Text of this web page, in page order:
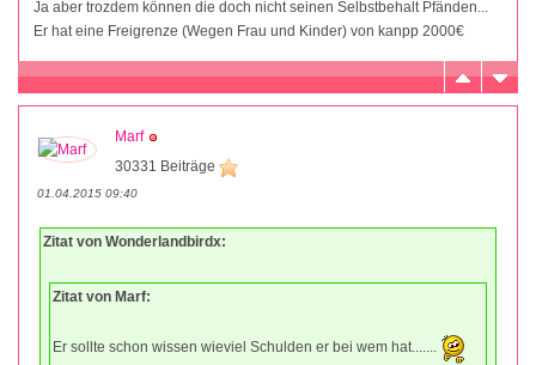
Ja aber trozdem können die doch nicht seinen Selbstbehalt Pfänden...
Er hat eine Freigrenze (Wegen Frau und Kinder) von kanpp 2000€
Marf
30331 Beiträge
01.04.2015 09:40
Zitat von Wonderlandbirdx:
Zitat von Marf:
Er sollte schon wissen wieviel Schulden er bei wem hat.......